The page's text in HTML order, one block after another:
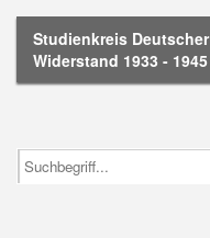
Studienkreis Deutscher
Widerstand 1933 - 1945